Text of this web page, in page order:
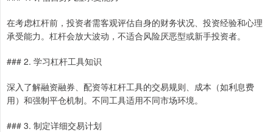
在考虑杠杆前，投资者需客观评估自身的财务状况、投资经验和心理
承受能力。杠杆会放大波动，不适合风险厌恶型或新手投资者。
### 2. 学习杠杆工具知识
深入了解融资融券、配资等杠杆工具的交易规则、成本（如利息费
用）和强制平仓机制。不同工具适用不同市场环境。
### 3. 制定详细交易计划